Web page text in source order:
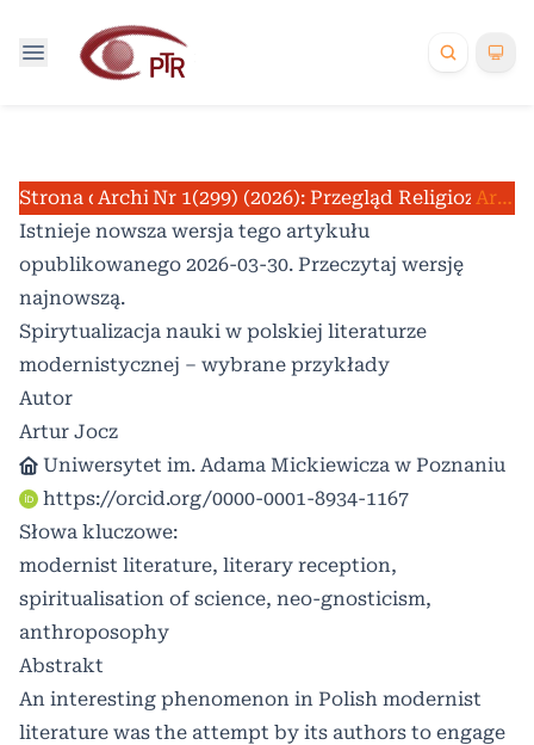
Strona domowa /
Archiwum /
Nr 1(299) (2026): Przegląd
Artykuły
Istnieje nowsza wersja tego artykułu
opublikowanego 2026-03-30. Przeczytaj wersję
najnowszą.
Spirytualizacja nauki w polskiej literaturze
modernistycznej – wybrane przykłady
Autor
Artur Jocz
Uniwersytet im. Adama Mickiewicza w Poznaniu
https://orcid.org/0000-0001-8934-1167
Słowa kluczowe:
modernist literature, literary reception,
spiritualisation of science, neo-gnosticism,
anthroposophy
Abstrakt
An interesting phenomenon in Polish modernist
literature was the attempt by its authors to engage